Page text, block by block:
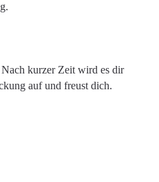
kurzer Zeit wird es dir
auf und freust dich.
0 von 5 Sternen